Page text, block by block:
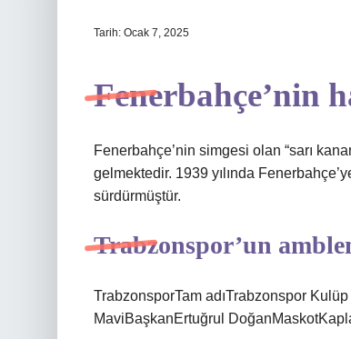
Tarih: Ocak 7, 2025
Fenerbahçe’nin
Fenerbahçe’nin simgesi olan “sarı
gelmektedir. 1939 yılında
sürdürmüştür.
Trabzonspor’un
TrabzonsporTam adıTrabzonspor
MaviBaşkanErtuğrul